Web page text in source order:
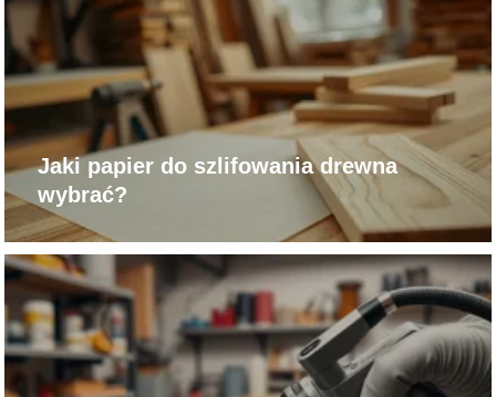
Jaki papier do szlifowania drewna
wybrać?